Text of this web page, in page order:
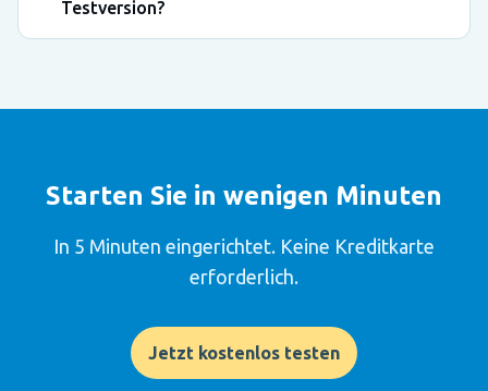
Testversion?
Starten Sie in wenigen Minuten
In 5 Minuten eingerichtet. Keine Kreditkarte
erforderlich.
Jetzt kostenlos testen